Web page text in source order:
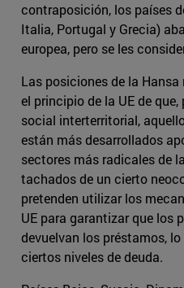
contraposición, los países
Italia, Portugal y Grecia)
europea, pero se les
Las posiciones de la
el principio de la UE de
social interterritorial,
están más desarrollados
sectores más radicales de
tachados de un cierto
pretenden utilizar los
UE para garantizar que los
devuelvan los préstamos,
ciertos niveles de deuda.